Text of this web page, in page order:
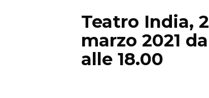
Teatro India,
marzo 2021
alle 18.00